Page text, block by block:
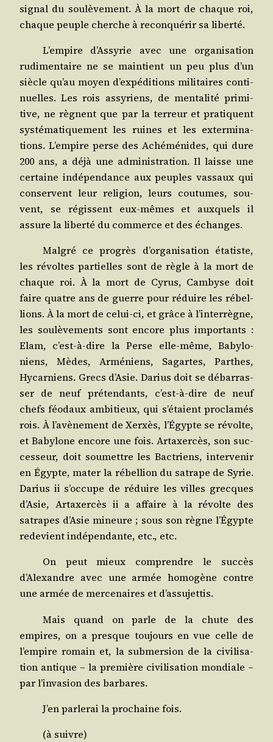
signal du sou­lè­ve­ment. À la mort de chaque roi,
chaque peuple cherche à recon­qué­rir sa liberté.
L’empire d’Assyrie avec une orga­ni­sa­tion
rudi­men­taire ne se main­tient un peu plus d’un
siècle qu’au moyen d’expéditions mili­taires conti­
nuelles. Les rois assy­riens, de men­ta­li­té pri­mi­
tive, ne règnent que par la ter­reur et pra­tiquent
sys­té­ma­ti­que­ment les ruines et les exter­mi­na­
tions. L’empire perse des Aché­mé­nides, qui dure
200 ans, a déjà une admi­nis­tra­tion. Il laisse une
cer­taine indé­pen­dance aux peuples vas­saux qui
conservent leur reli­gion, leurs cou­tumes, sou­
vent, se régissent eux-mêmes et aux­quels il
assure la liber­té du com­merce et des échanges.
Mal­gré ce pro­grès d’organisation éta­tiste,
les révoltes par­tielles sont de règle à la mort de
chaque roi. À la mort de Cyrus, Cam­byse doit
faire quatre ans de guerre pour réduire les rébel­
lions. À la mort de celui-ci, et grâce à l’interrègne,
les sou­lè­ve­ments sont encore plus impor­tants :
Elam, c’est-à-dire la Perse elle-même, Baby­lo­
niens, Mèdes, Armé­niens, Sagartes, Parthes,
Hycar­niens. Grecs d’Asie. Darius doit se débar­ras­
ser de neuf pré­ten­dants, c’est-à-dire de neuf
chefs féo­daux ambi­tieux, qui s’étaient pro­cla­més
rois. À l’avènement de Xerxès, l’Égypte se révolte,
et Baby­lone encore une fois. Artaxer­cès, son suc­
ces­seur, doit sou­mettre les Bac­triens, inter­ve­nir
en Égypte, mater la rébel­lion du satrape de Syrie.
Darius ii s’occupe de réduire les villes grecques
d’Asie, Artaxer­cès ii a affaire à la révolte des
satrapes d’Asie mineure ; sous son règne l’Égypte
rede­vient indé­pen­dante, etc., etc.
On peut mieux com­prendre le suc­cès
d’Alexandre avec une armée homo­gène contre
une armée de mer­ce­naires et d’assujettis.
Mais quand on parle de la chute des
empires, on a presque tou­jours en vue celle de
l’empire romain et, la sub­mer­sion de la civi­li­sa­
tion antique – la pre­mière civi­li­sa­tion mon­diale –
par l’invasion des barbares.
J’en par­le­rai la pro­chaine fois.
(à suivre)